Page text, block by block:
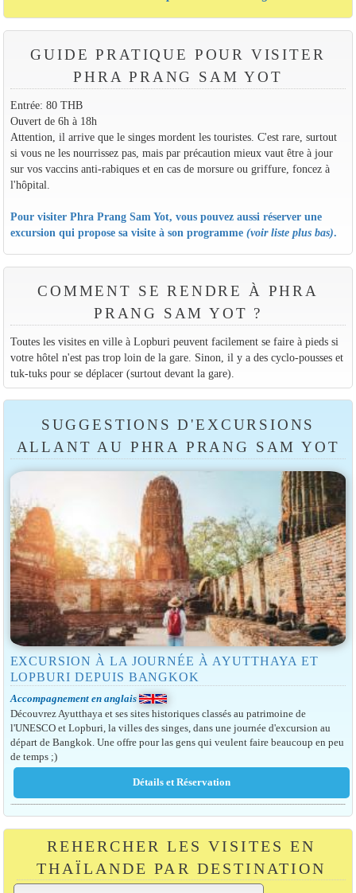
GUIDE PRATIQUE POUR VISITER
PHRA PRANG SAM YOT
Entrée: 80 THB
Ouvert de 6h à 18h
Attention, il arrive que le singes mordent les touristes. C'est rare, surtout
si vous ne les nourrissez pas, mais par précaution mieux vaut être à jour
sur vos vaccins anti-rabiques et en cas de morsure ou griffure, foncez à
l'hôpital.
Pour visiter Phra Prang Sam Yot, vous pouvez aussi réserver une
excursion qui propose sa visite à son programme (voir liste plus bas).
COMMENT SE RENDRE À PHRA
PRANG SAM YOT ?
Toutes les visites en ville à Lopburi peuvent facilement se faire à pieds si
votre hôtel n'est pas trop loin de la gare. Sinon, il y a des cyclo-pousses et
tuk-tuks pour se déplacer (surtout devant la gare).
SUGGESTIONS D'EXCURSIONS
ALLANT AU PHRA PRANG SAM YOT
EXCURSION À LA JOURNÉE À AYUTTHAYA ET
LOPBURI DEPUIS BANGKOK
Accompagnement en anglais
Découvrez Ayutthaya et ses sites historiques classés au patrimoine de
l'UNESCO et Lopburi, la villes des singes, dans une journée d'excursion au
départ de Bangkok. Une offre pour las gens qui veulent faire beaucoup en peu
de temps ;)
REHERCHER LES VISITES EN
THAÏLANDE PAR DESTINATION